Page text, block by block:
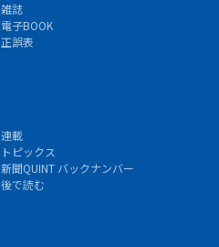
雑誌
電子BOOK
正誤表
連載
トピックス
新聞QUINT バックナンバー
後で読む